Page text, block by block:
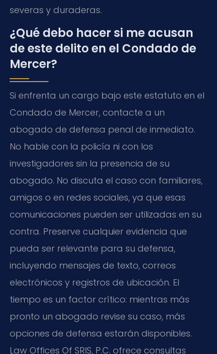
severas y duraderas.
¿Qué debo hacer si me acusan
de este delito en el Condado de
Mercer?
Si enfrenta un cargo bajo este estatuto en el
Condado de Mercer, contacte a un
abogado de defensa penal de inmediato.
No hable con la policía ni con los
investigadores sin la presencia de su
abogado. No discuta el caso con familiares,
amigos o en redes sociales, ya que esas
comunicaciones pueden ser utilizadas en su
contra. Preserve cualquier evidencia que
pueda ser relevante para su defensa,
incluyendo mensajes de texto, correos
electrónicos y registros de ubicación. El
tiempo es un factor crítico: mientras más
pronto un abogado revise su caso, más
opciones de defensa estarán disponibles.
Law Offices Of SRIS, P.C. ofrece consultas